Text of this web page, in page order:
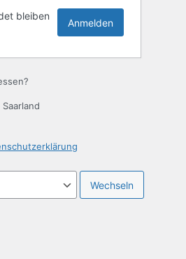
bleiben